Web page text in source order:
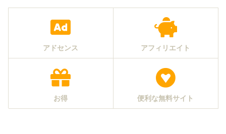
アドセンス アフィリエイト
お得 便利な無料サイト